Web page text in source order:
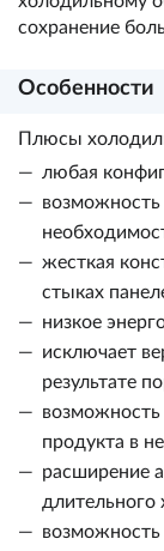
сохранение
Особенности
Плюсы
любая
возможность
жесткая
стыках
низкое
исключает
результате
возможность
продукта в
расширение
длительного
возможность